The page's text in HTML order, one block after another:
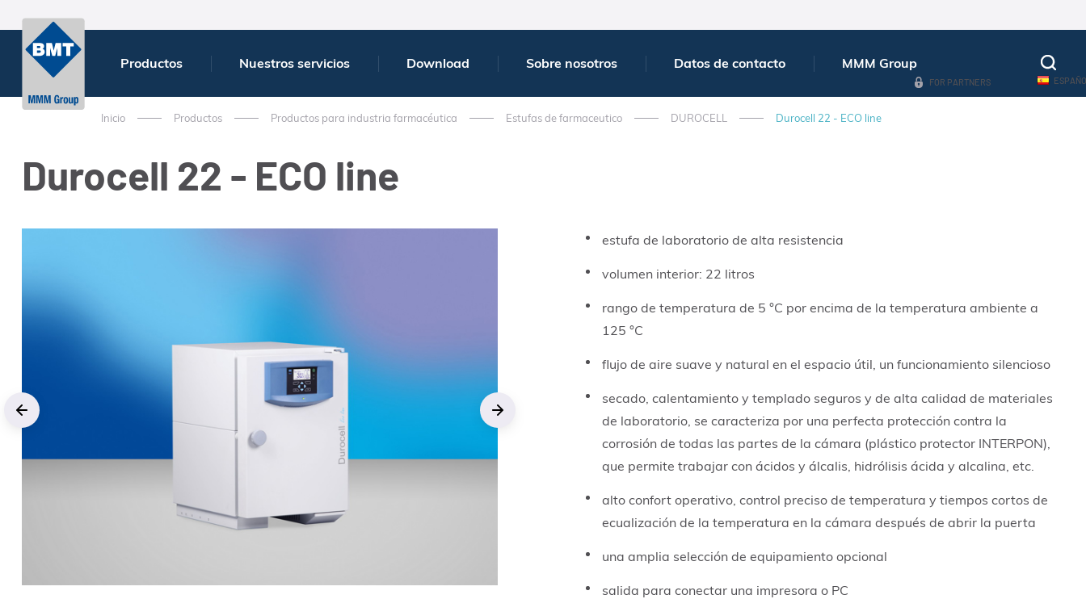
Productos Nuestros servicios Download Sobre nosotros Datos de contacto MMM Group
FOR PARTNERS
Inicio Productos Productos para industria farmacéutica Estufas de farmaceutico DUROCELL Durocell 22 - ECO line
Durocell 22 - ECO line
estufa de laboratorio de alta resistencia
volumen interior: 22 litros
rango de temperatura de 5 °C por encima de la temperatura ambiente a
125 °C
flujo de aire suave y natural en el espacio útil, un funcionamiento silencioso
secado, calentamiento y templado seguros y de alta calidad de materiales
de laboratorio, se caracteriza por una perfecta protección contra la
corrosión de todas las partes de la cámara (plástico protector INTERPON),
que permite trabajar con ácidos y álcalis, hidrólisis ácida y alcalina, etc.
alto confort operativo, control preciso de temperatura y tiempos cortos de
ecualización de la temperatura en la cámara después de abrir la puerta
una amplia selección de equipamiento opcional
salida para conectar una impresora o PC